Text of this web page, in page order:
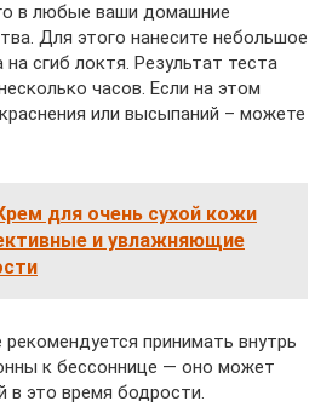
в любые ваши домашние
Для этого нанесите небольшое
сгиб локтя. Результат теста
часов. Если на этом
или высыпаний – можете
для очень сухой кожи
и увлажняющие
принимать внутрь
к бессоннице — оно может
в это время бодрости.